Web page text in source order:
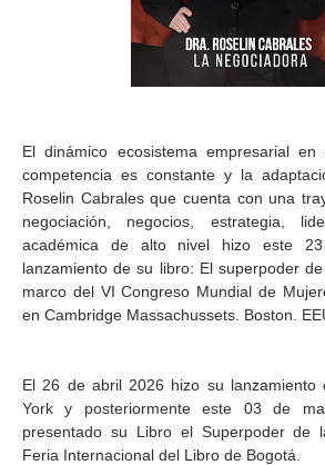
El dinámico ecosistema empresarial
competencia es constante y la
Roselin Cabrales que cuenta con una
negociación, negocios, estrategia,
académica de alto nivel hizo este
lanzamiento de su libro: El superpoder
marco del VI Congreso Mundial de
en Cambridge Massachussets. Boston.
El 26 de abril 2026 hizo su lanzamiento
York y posteriormente este 03 de
presentado su Libro el Superpoder de
Feria Internacional del Libro de Bogotá.